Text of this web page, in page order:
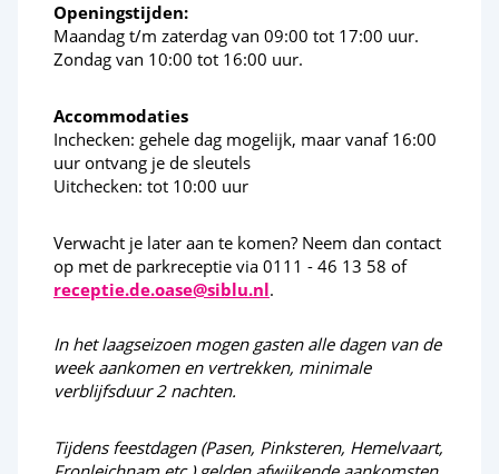
Wandelen
Activiteiten in de omgeving
Subtropisch zwemparadijs in Goes
Mini Mundi kinderpark <38km
Cultuur en erfgoed
Deltapark Neeltje Jans <15km
Zeehonden opvang Stellendam
Openingstijden:
Maandag t/m zaterdag van 09:00 tot 17:00 uur.
Zondag van 10:00 tot 16:00 uur.
Accommodaties
Inchecken: gehele dag mogelijk, maar vanaf 16:00
uur ontvang je de sleutels
Uitchecken: tot 10:00 uur
Verwacht je later aan te komen? Neem dan contact
op met de parkreceptie via 0111 - 46 13 58 of
receptie.de.oase@siblu.nl.
In het laagseizoen mogen gasten alle dagen van de
week aankomen en vertrekken, minimale
verblijfsduur 2 nachten.
Tijdens feestdagen (Pasen, Pinksteren, Hemelvaart,